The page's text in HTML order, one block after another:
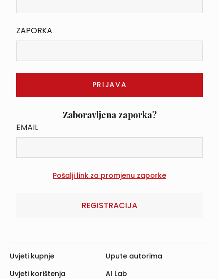
ZAPORKA
Zaboravljena zaporka?
EMAIL
REGISTRACIJA
Uvjeti kupnje
Uvjeti korištenja
Upute autorima
AI Lab